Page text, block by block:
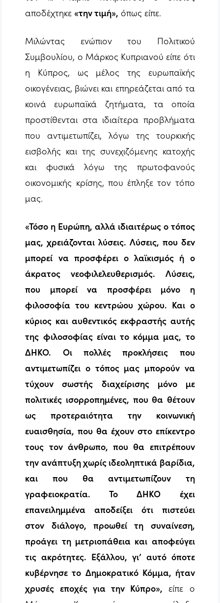
αποδέχτηκε «την τιμή», όπως είπε.
Μιλώντας ενώπιον του Πολιτικού
Συμβουλίου, ο Μάρκος Κυπριανού είπε ότι
η Κύπρος, ως μέλος της ευρωπαϊκής
οικογένειας, βιώνει και επηρεάζεται από τα
κοινά ευρωπαϊκά ζητήματα, τα οποία
προστίθενται στα ιδιαίτερα προβλήματα
που αντιμετωπίζει, λόγω της τουρκικής
εισβολής και της συνεχιζόμενης κατοχής
και φυσικά λόγω της πρωτοφανούς
οικονομικής κρίσης, που έπληξε τον τόπο
μας.
«Τόσο η Ευρώπη, αλλά ιδιαιτέρως ο τόπος
μας, χρειάζονται λύσεις. Λύσεις, που δεν
μπορεί να προσφέρει ο λαϊκισμός ή ο
άκρατος νεοφιλελευθερισμός. Λύσεις,
που μπορεί να προσφέρει μόνο η
φιλοσοφία του κεντρώου χώρου. Και ο
κύριος και αυθεντικός εκφραστής αυτής
της φιλοσοφίας είναι το κόμμα μας, το
ΔΗΚΟ. Οι πολλές προκλήσεις που
αντιμετωπίζει ο τόπος μας μπορούν να
τύχουν σωστής διαχείρισης μόνο με
πολιτικές ισορροπημένες, που θα θέτουν
ως προτεραιότητα την κοινωνική
ευαισθησία, που θα έχουν στο επίκεντρο
τους τον άνθρωπο, που θα επιτρέπουν
την ανάπτυξη χωρίς ιδεοληπτικά βαρίδια,
και που θα αντιμετωπίζουν τη
γραφειοκρατία. Το ΔΗΚΟ έχει
επανειλημμένα αποδείξει ότι πιστεύει
στον διάλογο, προωθεί τη συναίνεση,
προάγει τη μετριοπάθεια και αποφεύγει
τις ακρότητες. Εξάλλου, γι’ αυτό όποτε
κυβέρνησε το Δημοκρατικό Κόμμα, ήταν
χρυσές εποχές για την Κύπρο», είπε ο